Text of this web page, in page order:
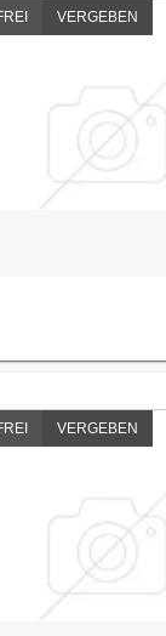
VERGEBEN
VERGEBEN